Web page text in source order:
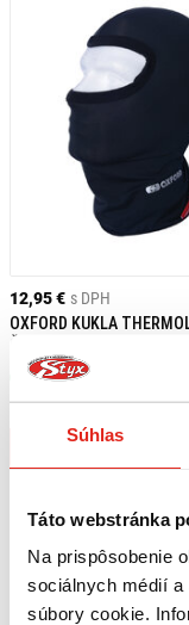
Súhlas
Táto webstránka
Na prispôsobenie
sociálnych médií
súbory cookie.
12,95 € s DPH
OXFORD KUKLA
Skladom
Na 5 predajniach
Kúpiť